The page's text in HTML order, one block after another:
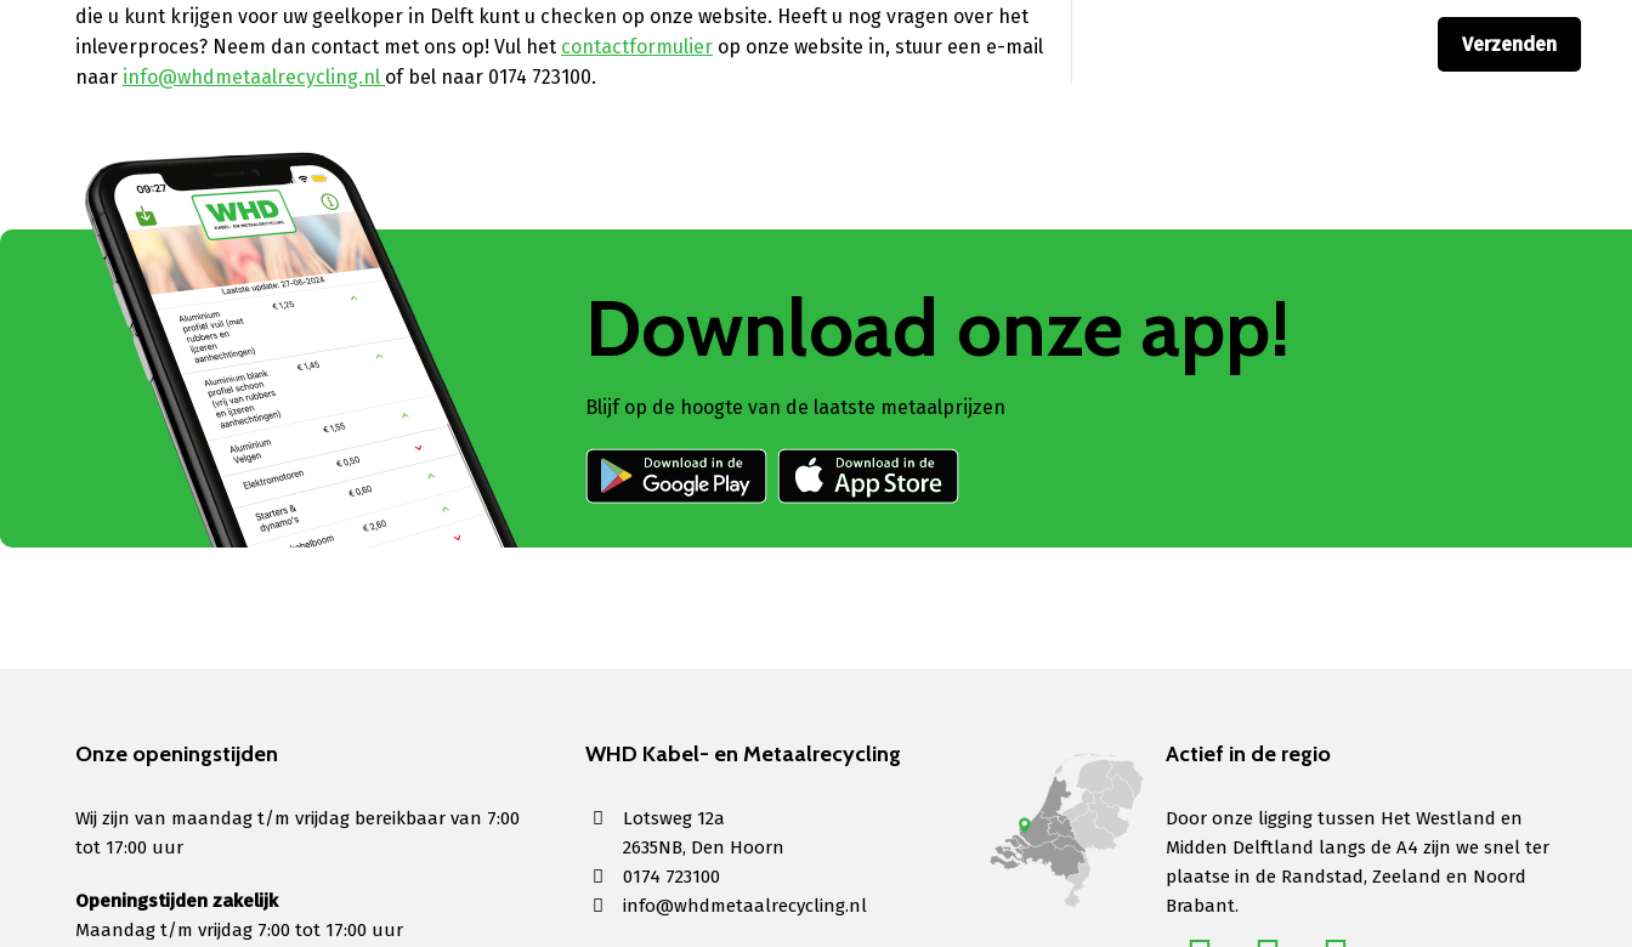
die u kunt krijgen voor uw geelkoper in Delft kunt u checken op onze website. Heeft u nog vragen over het
inleverproces? Neem dan contact met ons op! Vul het contactformulier op onze website in, stuur een e-mail
naar info@whdmetaalrecycling.nl of bel naar 0174 723100.
Download onze app!
Blijf op de hoogte van de laatste metaalprijzen
Onze openingstijden
Wij zijn van maandag t/m vrijdag bereikbaar van 7:00
tot 17:00 uur
Openingstijden zakelijk
Maandag t/m vrijdag 7:00 tot 17:00 uur
WHD Kabel- en Metaalrecycling
Lotsweg 12a
2635NB, Den Hoorn
0174 723100
info@whdmetaalrecycling.nl
Actief in de regio
Door onze ligging tussen Het Westland en
Midden Delftland langs de A4 zijn we snel ter
plaatse in de Randstad, Zeeland en Noord
Brabant.